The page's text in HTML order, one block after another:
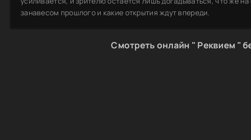
занавесом прошлого и какие открытия ждут впереди.
Смотреть онлайн " Реквием "